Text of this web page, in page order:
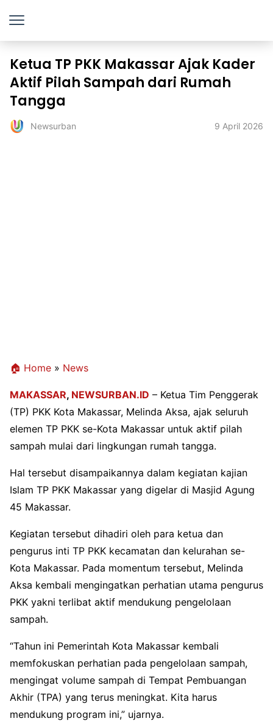
Ketua TP PKK Makassar Ajak Kader
Aktif Pilah Sampah dari Rumah
Tangga
Newsurban 9 April 2026
🏠 Home » News
MAKASSAR, NEWSURBAN.ID – Ketua Tim Penggerak
(TP) PKK Kota Makassar, Melinda Aksa, ajak seluruh
elemen TP PKK se-Kota Makassar untuk aktif pilah
sampah mulai dari lingkungan rumah tangga.
Hal tersebut disampaikannya dalam kegiatan kajian
Islam TP PKK Makassar yang digelar di Masjid Agung
45 Makassar.
Kegiatan tersebut dihadiri oleh para ketua dan
pengurus inti TP PKK kecamatan dan kelurahan se-
Kota Makassar. Pada momentum tersebut, Melinda
Aksa kembali mengingatkan perhatian utama pengurus
PKK yakni terlibat aktif mendukung pengelolaan
sampah.
“Tahun ini Pemerintah Kota Makassar kembali
memfokuskan perhatian pada pengelolaan sampah,
mengingat volume sampah di Tempat Pembuangan
Akhir (TPA) yang terus meningkat. Kita harus
mendukung program ini,” ujarnya.